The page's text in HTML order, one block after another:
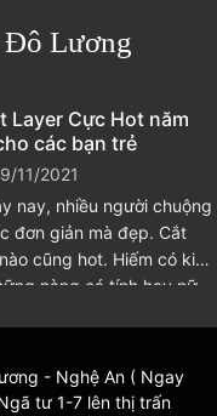
Đô Lương
Layer Cực Hot năm
các bạn trẻ
11/2021
nay, nhiều người chuộng
đơn giản mà đẹp. Cắt
cũng hot. Hiếm có kiểu
nàng cá tính hay nữ
- Nghệ An ( Ngay
tư 1-7 lên thị trấn